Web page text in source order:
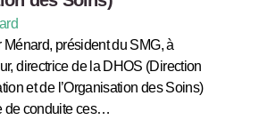
Ménard, président du SMG, à
directrice de la DHOS (Direction
et de l’Organisation des Soins)
de conduite ces…